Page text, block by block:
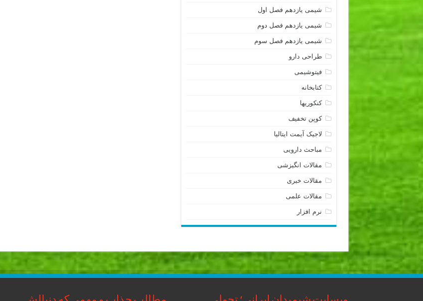
شیمی یازدهم فصل اول
شیمی یازدهم فصل دوم
شیمی یازدهم فصل سوم
طراحی دارو
فیتوشیمی
کتابخانه
کنکوریها
کوپن تخفیف
لاجیک آیمت ایتالیا
مباحث دارویی
مقالات انگیزشی
مقالات خبری
مقالات علمی
نرم افزار